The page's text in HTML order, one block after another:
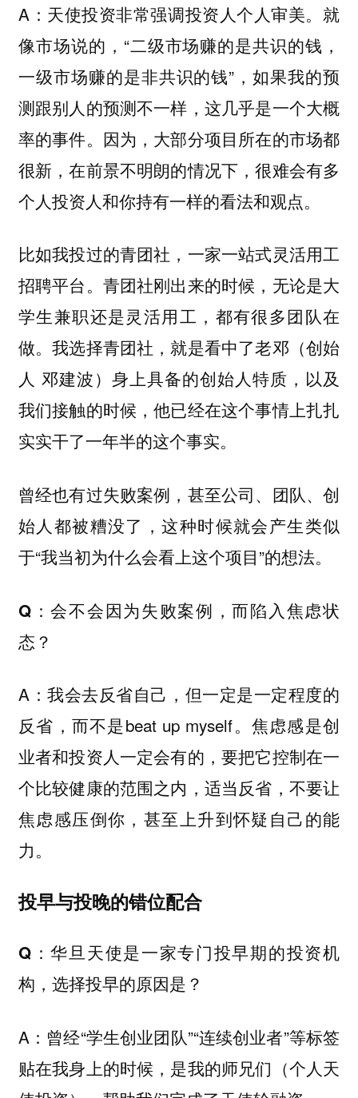
A：天使投资非常强调投资人个人审美。就
像市场说的，“二级市场赚的是共识的钱，
一级市场赚的是非共识的钱”，如果我的预
测跟别人的预测不一样，这几乎是一个大概
率的事件。因为，大部分项目所在的市场都
很新，在前景不明朗的情况下，很难会有多
个人投资人和你持有一样的看法和观点。
比如我投过的青团社，一家一站式灵活用工
招聘平台。青团社刚出来的时候，无论是大
学生兼职还是灵活用工，都有很多团队在
做。我选择青团社，就是看中了老邓（创始
人 邓建波）身上具备的创始人特质，以及
我们接触的时候，他已经在这个事情上扎扎
实实干了一年半的这个事实。
曾经也有过失败案例，甚至公司、团队、创
始人都被糟没了，这种时候就会产生类似
于“我当初为什么会看上这个项目”的想法。
Q：会不会因为失败案例，而陷入焦虑状
态？
A：我会去反省自己，但一定是一定程度的
反省，而不是beat up myself。焦虑感是创
业者和投资人一定会有的，要把它控制在一
个比较健康的范围之内，适当反省，不要让
焦虑感压倒你，甚至上升到怀疑自己的能
力。
投早与投晚的错位配合
Q：华旦天使是一家专门投早期的投资机
构，选择投早的原因是？
A：曾经“学生创业团队”“连续创业者”等标签
贴在我身上的时候，是我的师兄们（个人天